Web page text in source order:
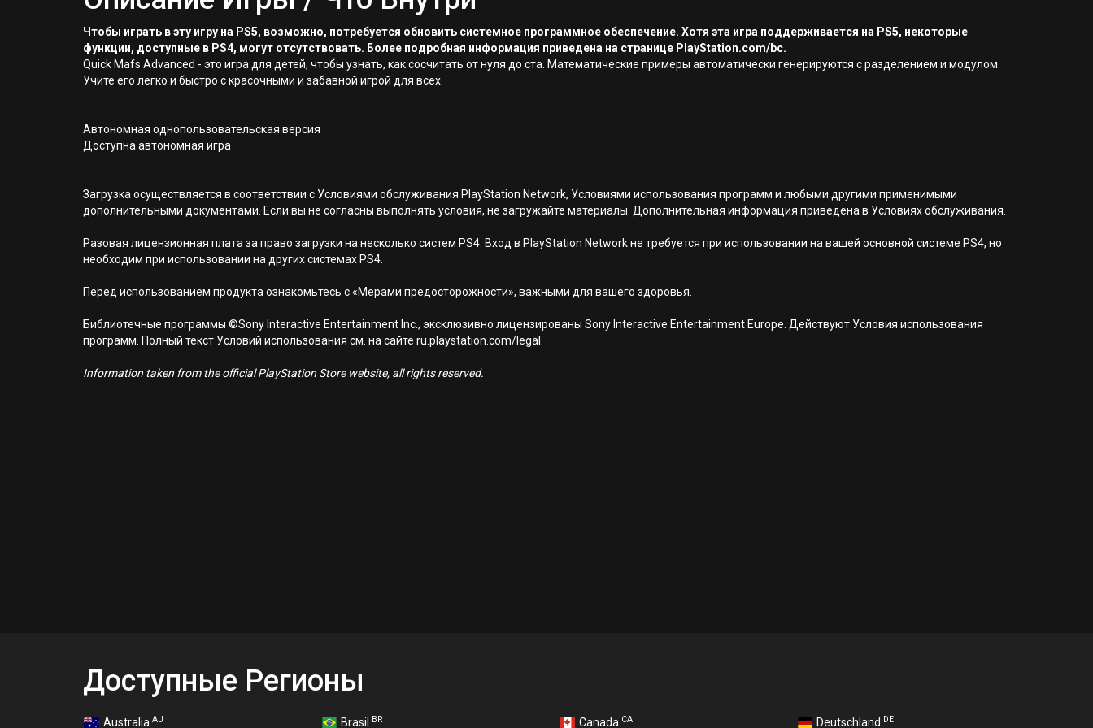
Чтобы играть в эту игру на PS5, возможно, потребуется обновить системное программное обеспечение. Хотя эта игра поддерживается на PS5, некоторые
функции, доступные в PS4, могут отсутствовать. Более подробная информация приведена на странице PlayStation.com/bc.
Quick Mafs Advanced - это игра для детей, чтобы узнать, как сосчитать от нуля до ста. Математические примеры автоматически генерируются с разделением и модулом.
Учите его легко и быстро с красочными и забавной игрой для всех.
Автономная однопользовательская версия
Доступна автономная игра
Загрузка осуществляется в соответствии с Условиями обслуживания PlayStation Network, Условиями использования программ и любыми другими применимыми
дополнительными документами. Если вы не согласны выполнять условия, не загружайте материалы. Дополнительная информация приведена в Условиях обслуживания.
Разовая лицензионная плата за право загрузки на несколько систем PS4. Вход в PlayStation Network не требуется при использовании на вашей основной системе PS4, но
необходим при использовании на других системах PS4.
Перед использованием продукта ознакомьтесь с «Мерами предосторожности», важными для вашего здоровья.
Библиотечные программы ©Sony Interactive Entertainment Inc., эксклюзивно лицензированы Sony Interactive Entertainment Europe. Действуют Условия использования
программ. Полный текст Условий использования см. на сайте ru.playstation.com/legal.
Information taken from the official PlayStation Store website, all rights reserved.
Доступные Регионы
Australia AU Brasil BR Canada CA Deutschland DE